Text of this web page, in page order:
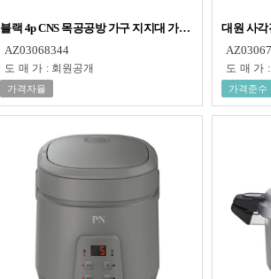
가구부속품 목공공구
블랙 4p CNS 목공공방 가구 지지대 가구공방 목공공구
AZ03068344
도매가 : 회원공개
가격자율
대원 사각
도매가 :
가격준수